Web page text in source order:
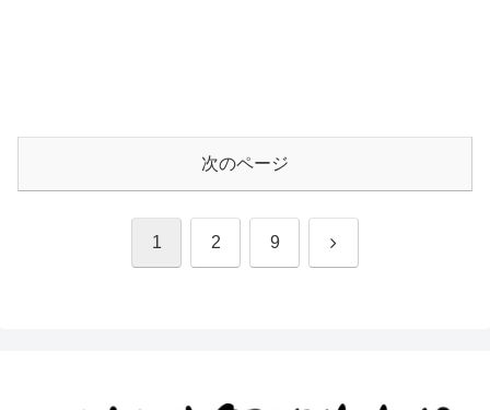
次のページ
1 2 9 次